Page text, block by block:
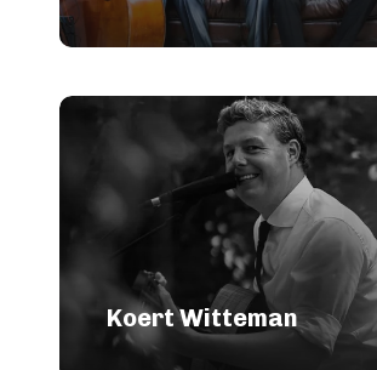
Koert Witteman